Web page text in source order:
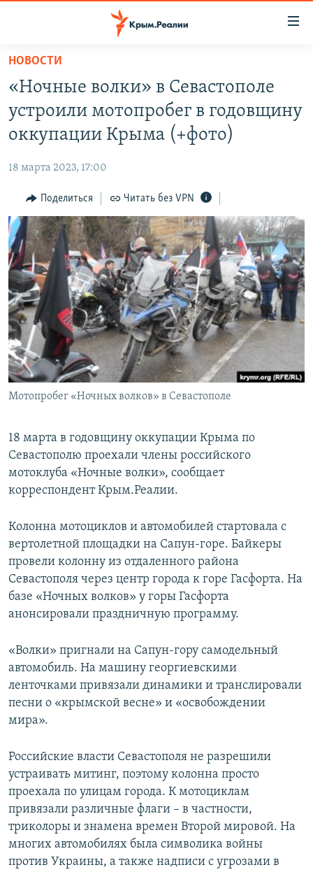
Вернуться
основному
содержанию
Вернутся
главной
навигации
Вернутся
поиску
11 ЛЕТ ОККУПАЦИИ КРЫМА. 11 ИСТОРИЙ СОПРОТИВЛЕНИЯ
ВОДА
ЕЩЕ
ИНТЕРАКТИВ
ИНФОГРАФИКА
ТЕЛЕПРОЕКТ КРЫМ.РЕАЛИИ
СОВЕТЫ ПРАВОЗАЩИТНИКОВ
ПРОПАВШИЕ БЕЗ ВЕСТИ
ПОБЕДИТЕЛЕЙ НЕ СУДЯТ?
КРЫМ.НЕПОКОРЕННЫЙ
ELIFBE
УКРАИНСКАЯ ПРОБЛЕМА КРЫМА
РАДІО СВОБОДА
КАК ОБОЙТИ БЛОКИРОВКУ
Українською
Qırımtatar
ПРИСОЕДИНЯЙТЕСЬ!
НОВОСТИ
«Ночные волки» в Севастополе
устроили мотопробег в годовщину
оккупации Крыма (+фото)
18 марта 2023, 17:00
Поделиться Читать без VPN
Мотопробег «Ночных волков» в Севастополе
18 марта в годовщину оккупации Крыма по
Севастополю проехали члены российского
мотоклуба «Ночные волки», сообщает
корреспондент Крым.Реалии.
Колонна мотоциклов и автомобилей стартовала с
вертолетной площадки на Сапун-горе. Байкеры
провели колонну из отдаленного района
Севастополя через центр города к горе Гасфорта. На
базе «Ночных волков» у горы Гасфорта
анонсировали праздничную программу.
«Волки» пригнали на Сапун-гору самодельный
автомобиль. На машину георгиевскими
ленточками привязали динамики и транслировали
песни о «крымской весне» и «освобождении
мира».
Российские власти Севастополя не разрешили
устраивать митинг, поэтому колонна просто
проехала по улицам города. К мотоциклам
привязали различные флаги – в частности,
триколоры и знамена времен Второй мировой. На
многих автомобилях была символика войны
против Украины, а также надписи с угрозами в